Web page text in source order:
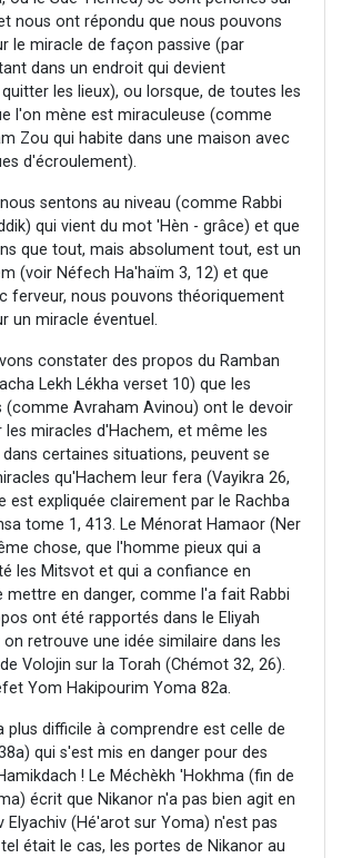
nous ont répondu que nous pouvons
le miracle de façon passive (par
dans un endroit qui devient
les lieux), ou lorsque, de toutes les
l'on mène est miraculeuse (comme
Zou qui habite dans une maison avec
d'écroulement).
sentons au niveau (comme Rabbi
qui vient du mot 'Hèn - grâce) et que
que tout, mais absolument tout, est un
(voir Néfech Ha'haïm 3, 12) et que
ferveur, nous pouvons théoriquement
un miracle éventuel.
constater des propos du Ramban
Lekh Lékha verset 10) que les
(comme Avraham Avinou) ont le devoir
les miracles d'Hachem, et même les
certaines situations, peuvent se
qu'Hachem leur fera (Vayikra 26,
est expliquée clairement par le Rachba
tome 1, 413. Le Ménorat Hamaor (Ner
chose, que l'homme pieux qui a
les Mitsvot et qui a confiance en
mettre en danger, comme l'a fait Rabbi
ont été rapportés dans le Eliyah
on retrouve une idée similaire dans les
Volojin sur la Torah (Chémot 32, 26).
Yom Hakipourim Yoma 82a.
plus difficile à comprendre est celle de
qui s'est mis en danger pour des
! Le Méchèkh 'Hokhma (fin de
écrit que Nikanor n'a pas bien agit en
Elyachiv (Hé'arot sur Yoma) n'est pas
était le cas, les portes de Nikanor au